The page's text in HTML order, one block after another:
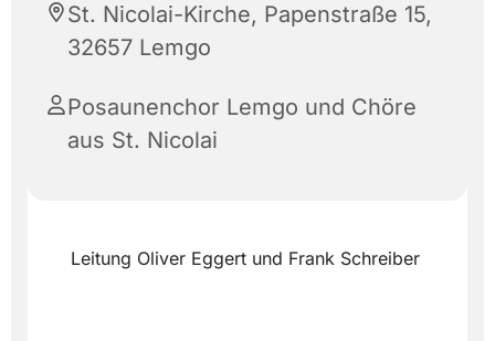
St. Nicolai-Kirche, Papenstraße 15,
32657 Lemgo
Posaunenchor Lemgo und Chöre
aus St. Nicolai
Leitung Oliver Eggert und Frank Schreiber